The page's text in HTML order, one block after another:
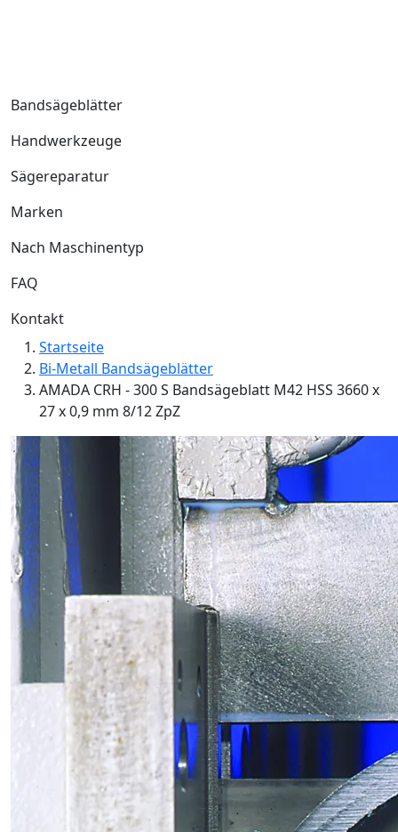
Bandsägeblätter
Handwerkzeuge
Sägereparatur
Marken
Nach Maschinentyp
FAQ
Kontakt
Startseite
Bi-Metall Bandsägeblätter
AMADA CRH - 300 S Bandsägeblatt M42 HSS 3660 x
27 x 0,9 mm 8/12 ZpZ